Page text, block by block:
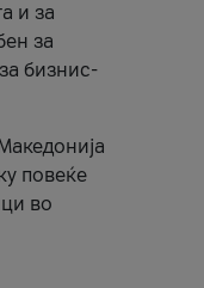
и за
за
бизнис-
повеќе
во